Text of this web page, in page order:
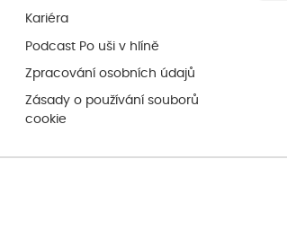
Kariéra
Podcast Po uši v hlíně
Zpracování osobních údajů
Zásady o používání souborů
cookie